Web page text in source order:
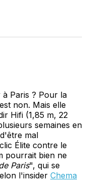
Paris ? Pour la
non. Mais elle
Hifi (1,85 m, 22
semaines en
mal
Élite contre le
pourrait bien ne
Paris", qui se
l'insider Chema